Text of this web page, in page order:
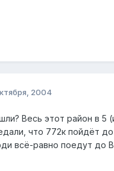
2004
Весь этот район в 5
что 772к пойдёт
всё-равно поедут до